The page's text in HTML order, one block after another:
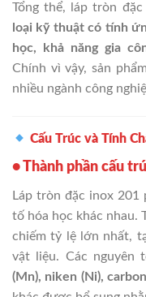
Tổng thể, láp tròn
loại kỹ thuật có tính
học, khả năng gia
Chính vì vậy, sản
nhiều ngành công
Cấu Trúc và Tính
• Thành phần cấu
Láp tròn đặc inox
tố hóa học khác nhau.
chiếm tỷ lệ lớn nhất,
vật liệu. Các
(Mn), niken (Ni),